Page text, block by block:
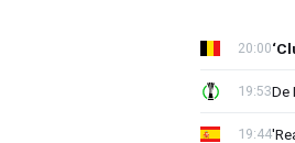
20:00
De
19:53
19:44